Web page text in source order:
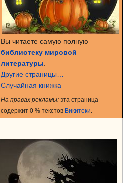
Вы читаете самую полную
библиотеку мировой
литературы
Другие страницы…
Случайная книжка
На правах рекламы: эта страница
содержит 0 % текстов Викитеки